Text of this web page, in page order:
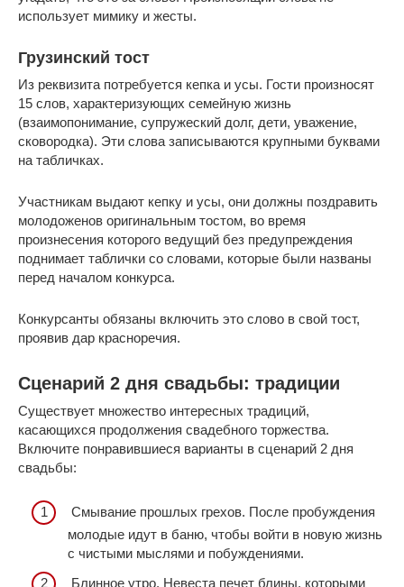
использует мимику и жесты.
Грузинский тост
Из реквизита потребуется кепка и усы. Гости произносят
15 слов, характеризующих семейную жизнь
(взаимопонимание, супружеский долг, дети, уважение,
сковородка). Эти слова записываются крупными буквами
на табличках.
Участникам выдают кепку и усы, они должны поздравить
молодоженов оригинальным тостом, во время
произнесения которого ведущий без предупреждения
поднимает таблички со словами, которые были названы
перед началом конкурса.
Конкурсанты обязаны включить это слово в свой тост,
проявив дар красноречия.
Сценарий 2 дня свадьбы: традиции
Существует множество интересных традиций,
касающихся продолжения свадебного торжества.
Включите понравившиеся варианты в сценарий 2 дня
свадьбы:
Смывание прошлых грехов. После пробуждения
молодые идут в баню, чтобы войти в новую жизнь
с чистыми мыслями и побуждениями.
Блинное утро. Невеста печет блины, которыми